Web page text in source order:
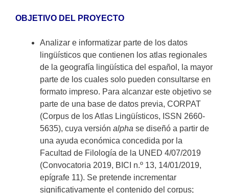
OBJETIVO DEL PROYECTO
Analizar e informatizar parte de los datos
lingüísticos que contienen los atlas regionales
de la geografía lingüística del español, la mayor
parte de los cuales solo pueden consultarse en
formato impreso. Para alcanzar este objetivo se
parte de una base de datos previa, CORPAT
(Corpus de los Atlas Lingüísticos, ISSN 2660-
5635), cuya versión alpha se diseñó a partir de
una ayuda económica concedida por la
Facultad de Filología de la UNED 4/07/2019
(Convocatoria 2019, BICI n.º 13, 14/01/2019,
epígrafe 11). Se pretende incrementar
significativamente el contenido del corpus;